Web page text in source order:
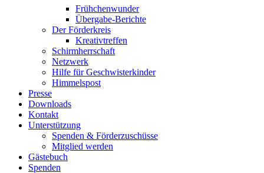
Frühchenwunder
Übergabe-Berichte
Der Förderkreis
Kreativtreffen
Schirmherrschaft
Netzwerk
Hilfe für Geschwisterkinder
Himmelspost
Presse
Downloads
Kontakt
Unterstützung
Spenden & Förderzuschüsse
Mitglied werden
Gästebuch
Spenden